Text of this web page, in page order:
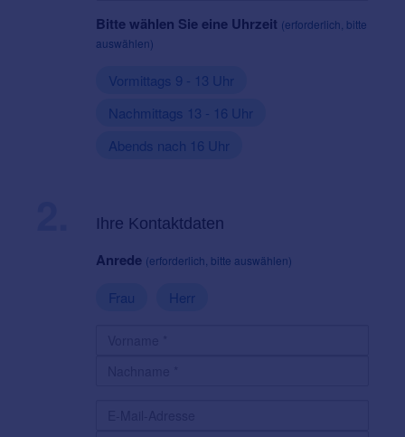
Bitte wählen Sie eine Uhrzeit (erforderlich, bitte
auswählen)
Vormittags 9 - 13 Uhr
Nachmittags 13 - 16 Uhr
Abends nach 16 Uhr
Ihre Kontaktdaten
Anrede (erforderlich, bitte auswählen)
Frau Herr